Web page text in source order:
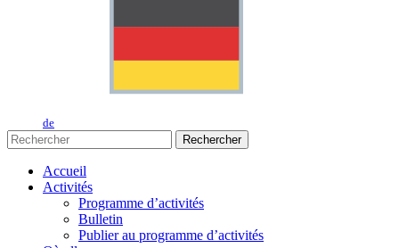
de
Rechercher
Accueil
Activités
Programme d’activités
Bulletin
Publier au programme d’activités